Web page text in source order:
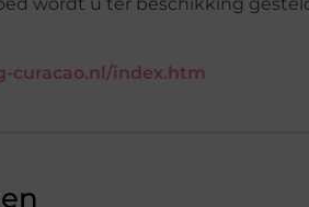
curacao.nl/index.htm